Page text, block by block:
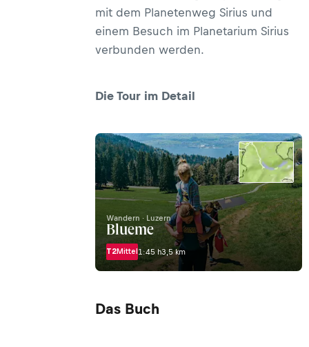
mit dem Planetenweg Sirius und
einem Besuch im Planetarium Sirius
verbunden werden.
Die Tour im Detail
Wandern · Luzern
Blueme
T2Mittel1:45 h3,5 km
Das Buch